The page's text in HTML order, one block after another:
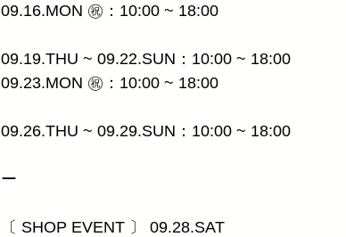
09.16.MON ㊗︎：10:00 ~ 18:00
09.19.THU ~ 09.22.SUN：10:00 ~ 18:00
09.23.MON ㊗︎：10:00 ~ 18:00
09.26.THU ~ 09.29.SUN：10:00 ~ 18:00
ー
〔 SHOP EVENT 〕 09.28.SAT